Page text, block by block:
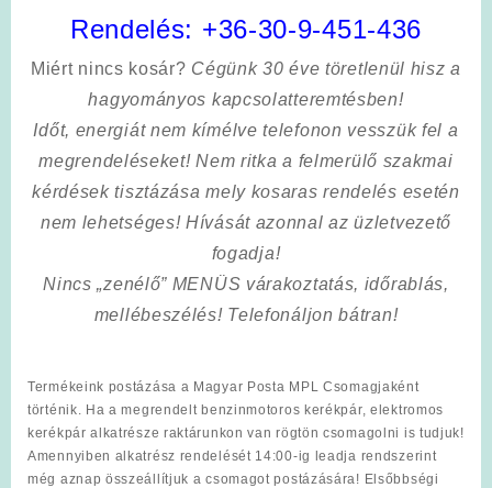
Rendelés: +36-30-9-451-436
Miért nincs kosár? Cégünk 30 éve töretlenül hisz a
hagyományos kapcsolatteremtésben!
Időt, energiát nem kímélvetelefonon vesszük fel a
megrendeléseket! Nem ritka a felmerülő szakmai
kérdések tisztázása mely kosaras rendelés esetén
nem lehetséges! Hívását azonnal az üzletvezető
fogadja!
Nincs „zenélő” MENÜS várakoztatás, időrablás,
mellébeszélés! Telefonáljon bátran!
Termékeink postázása a Magyar Posta MPL Csomagjaként
történik. Ha a megrendelt benzinmotoros kerékpár, elektromos
kerékpár alkatrésze raktárunkon van rögtön csomagolni is tudjuk!
Amennyiben alkatrész rendelését 14:00-ig leadja rendszerint
még aznap összeállítjuk a csomagot postázására! Elsőbbségi